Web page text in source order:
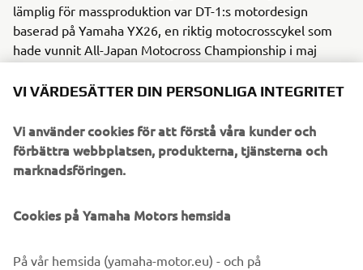
lämplig för massproduktion var DT-1:s motordesign
baserad på Yamaha YX26, en riktig motocrosscykel som
hade vunnit All-Japan Motocross Championship i maj
chassi starkt nog för en produktionsmodell.
©Yamaha Motor Europe N.V. / Yamaha Motor Co., Ltd.
VI VÄRDESÄTTER DIN PERSONLIGA INTEGRITET
Vi använder cookies för att förstå våra kunder och
förbättra webbplatsen, produkterna, tjänsterna och
marknadsföringen.
Cookies på Yamaha Motors hemsida
På vår hemsida (yamaha-motor.eu) - och på